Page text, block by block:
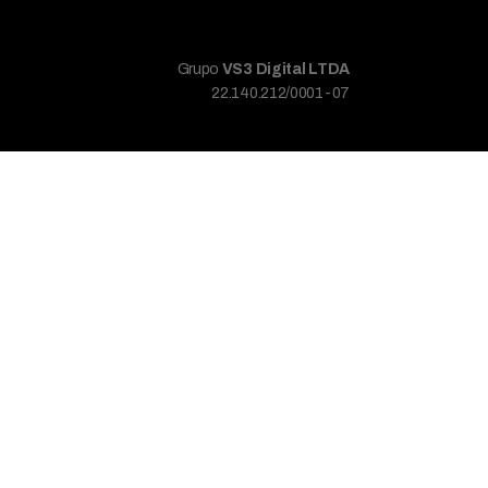
Grupo VS3 Digital LTDA
22.140.212/0001-07